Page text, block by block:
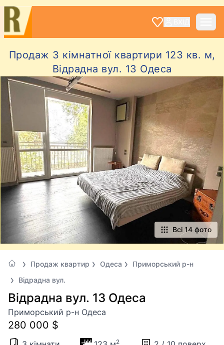
Продаж 3 кімнатної квартири 123 кв. м,
Відрадна вул. 13 Одеса
Всі 14 фото
Продаж квартир Одеса
Приморський р-н
Відрадна вул.
Відрадна вул. 13 Одеса
Приморський р-н Одеса
280 000 $
2